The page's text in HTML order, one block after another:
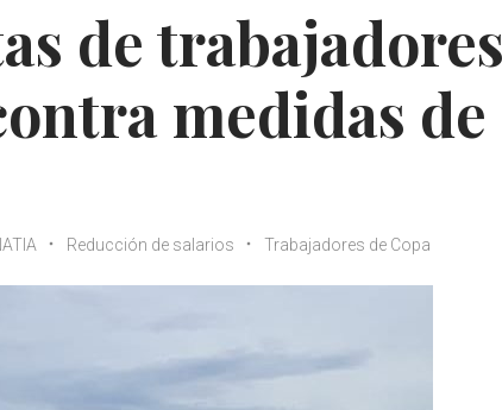
de trabajadores
medidas de
Reducción de salarios Trabajadores de Copa